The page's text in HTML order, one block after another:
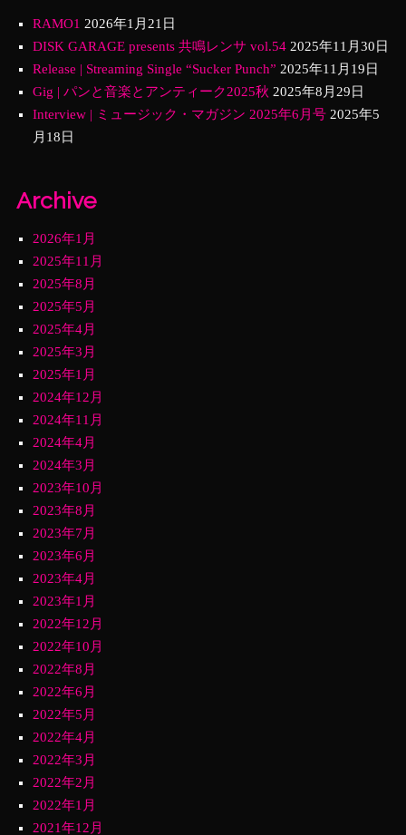
RAMO1 2026年1月21日
DISK GARAGE presents 共鳴レンサ vol.54 2025年11月30日
Release | Streaming Single “Sucker Punch” 2025年11月19日
Gig | パンと音楽とアンティーク2025秋 2025年8月29日
Interview | ミュージック・マガジン 2025年6月号 2025年5
月18日
Archive
2026年1月
2025年11月
2025年8月
2025年5月
2025年4月
2025年3月
2025年1月
2024年12月
2024年11月
2024年4月
2024年3月
2023年10月
2023年8月
2023年7月
2023年6月
2023年4月
2023年1月
2022年12月
2022年10月
2022年8月
2022年6月
2022年5月
2022年4月
2022年3月
2022年2月
2022年1月
2021年12月